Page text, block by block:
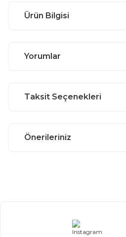
Ürün Bilgisi
Yorumlar
Taksit Seçenekleri
Önerileriniz